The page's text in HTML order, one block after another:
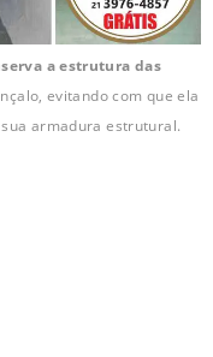
a estrutura das
evitando com que ela
armadura estrutural.